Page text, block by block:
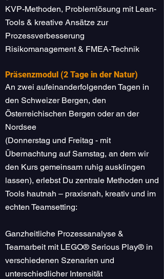
KVP-Methoden, Problemlösung mit Lean-
Tools & kreative Ansätze zur
Prozessverbesserung
Risikomanagement & FMEA-Technik
Präsenzmodul (2 Tage in der Natur)
An zwei aufeinanderfolgenden Tagen in
den Schweizer Bergen, den
Österreichischen Bergen oder an der
Nordsee
(Donnerstag und Freitag - mit
Übernachtung auf Samstag, an dem wir
den Kurs gemeinsam ruhig ausklingen
lassen), erlebst Du zentrale Methoden und
Tools hautnah – praxisnah, kreativ und im
echten Teamsetting:
Ganzheitliche Prozessanalyse &
Teamarbeit mit LEGO® Serious Play® in
verschiedenen Szenarien und
unterschiedlicher Intensität